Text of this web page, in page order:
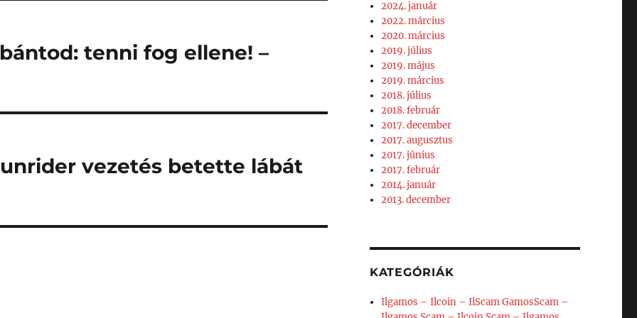
tenni fog ellene! –
vezetés betette lábát
2024. január
2022. március
2020. március
2019. július
2019. május
2019. március
2018. július
2018. február
2017. december
2017. augusztus
2017. június
2017. február
2014. január
2013. december
KATEGÓRIÁK
Ilgamos – Ilcoin – IlScam GamosScam –